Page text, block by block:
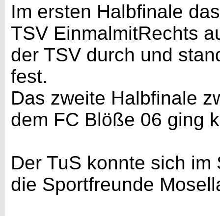
Im ersten Halbfinale
TSV EinmalmitRechts
der TSV durch und
fest.
Das zweite Halbfinale
dem FC Blöße 06 ging
Der TuS konnte sich
die Sportfreunde